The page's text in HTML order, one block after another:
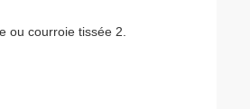
ou courroie tissée 2.